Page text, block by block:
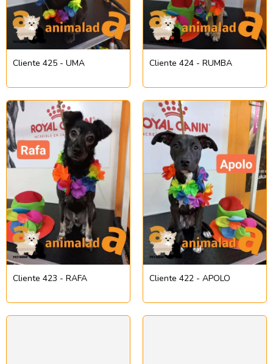
Cliente 425 - UMA Cliente 424 - RUMBA
Cliente 423 - RAFA Cliente 422 - APOLO